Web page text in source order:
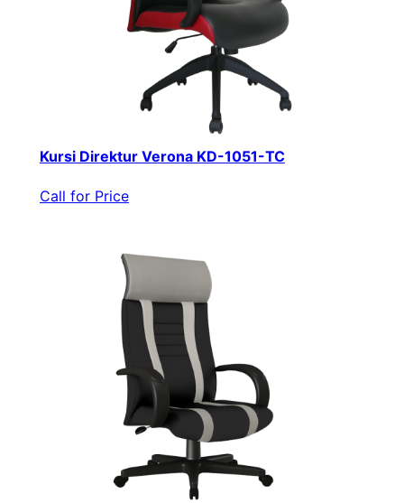
Kursi Direktur Verona KD-1051-TC
Call for Price